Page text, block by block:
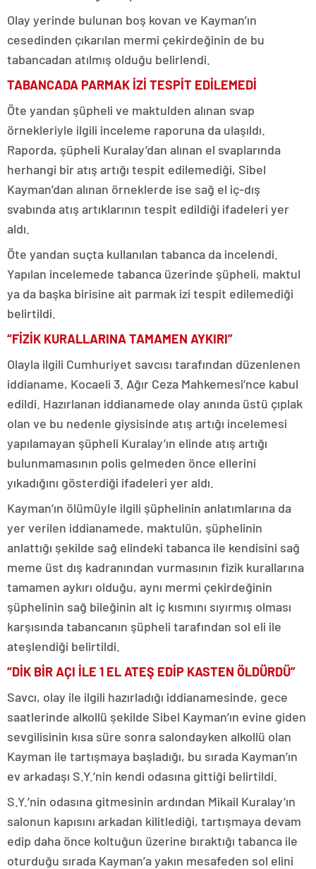
Olay yerinde bulunan boş kovan ve Kayman’ın
cesedinden çıkarılan mermi çekirdeğinin de bu
tabancadan atılmış olduğu belirlendi.
TABANCADA PARMAK İZİ TESPİT EDİLEMEDİ
Öte yandan şüpheli ve maktulden alınan svap
örnekleriyle ilgili inceleme raporuna da ulaşıldı.
Raporda, şüpheli Kuralay’dan alınan el svaplarında
herhangi bir atış artığı tespit edilemediği, Sibel
Kayman’dan alınan örneklerde ise sağ el iç-dış
svabında atış artıklarının tespit edildiği ifadeleri yer
aldı.
Öte yandan suçta kullanılan tabanca da incelendi.
Yapılan incelemede tabanca üzerinde şüpheli, maktul
ya da başka birisine ait parmak izi tespit edilemediği
belirtildi.
“FİZİK KURALLARINA TAMAMEN AYKIRI”
Olayla ilgili Cumhuriyet savcısı tarafından düzenlenen
iddianame, Kocaeli 3. Ağır Ceza Mahkemesi’nce kabul
edildi. Hazırlanan iddianamede olay anında üstü çıplak
olan ve bu nedenle giysisinde atış artığı incelemesi
yapılamayan şüpheli Kuralay’ın elinde atış artığı
bulunmamasının polis gelmeden önce ellerini
yıkadığını gösterdiği ifadeleri yer aldı.
Kayman’ın ölümüyle ilgili şüphelinin anlatımlarına da
yer verilen iddianamede, maktulün, şüphelinin
anlattığı şekilde sağ elindeki tabanca ile kendisini sağ
meme üst dış kadranından vurmasının fizik kurallarına
tamamen aykırı olduğu, aynı mermi çekirdeğinin
şüphelinin sağ bileğinin alt iç kısmını sıyırmış olması
karşısında tabancanın şüpheli tarafından sol eli ile
ateşlendiği belirtildi.
“DİK BİR AÇI İLE 1 EL ATEŞ EDİP KASTEN ÖLDÜRDÜ”
Savcı, olay ile ilgili hazırladığı iddianamesinde, gece
saatlerinde alkollü şekilde Sibel Kayman’ın evine giden
sevgilisinin kısa süre sonra salondayken alkollü olan
Kayman ile tartışmaya başladığı, bu sırada Kayman’ın
ev arkadaşı S.Y.’nin kendi odasına gittiği belirtildi.
S.Y.’nin odasına gitmesinin ardından Mikail Kuralay’ın
salonun kapısını arkadan kilitlediği, tartışmaya devam
edip daha önce koltuğun üzerine bıraktığı tabanca ile
oturduğu sırada Kayman’a yakın mesafeden sol elini